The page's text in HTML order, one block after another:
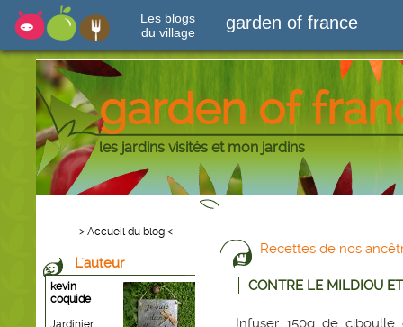
Les blogs
du village
garden of france
garden of
les jardins visités et mon jardins
> Accueil du blog <
L'auteur
kevin
coquide
Jardinier
Recettes de nos
CONTRE LE MILDIOU
Infuser 150g de